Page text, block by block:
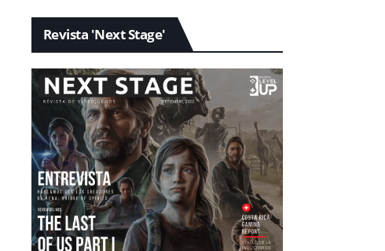
Revista 'Next Stage'